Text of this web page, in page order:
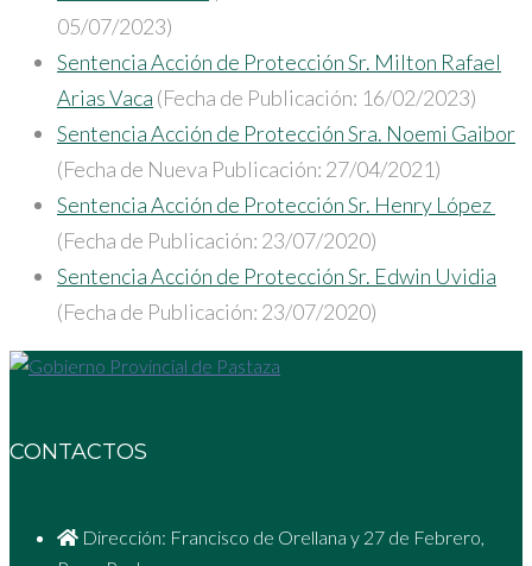
05/07/2023)
Sentencia Acción de Protección Sr. Milton Rafael
Arias Vaca (Fecha de Publicación: 16/02/2023)
Sentencia Acción de Protección Sra. Noemi Gaibor
(Fecha de Nueva Publicación: 27/04/2021)
Sentencia Acción de Protección Sr. Henry López
(Fecha de Publicación: 23/07/2020)
Sentencia Acción de Protección Sr. Edwin Uvidia
(Fecha de Publicación: 23/07/2020)
CONTACTOS
Dirección: Francisco de Orellana y 27 de Febrero,